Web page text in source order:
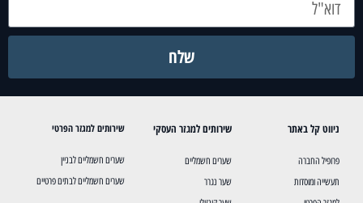
שלח
ניווט קל באתר
פרופיל החברה
תעשייה ומוסדות
שירותים למגזר העסקי
שערים חשמליים
שער נגרר
שירותים למגזר הפרטי
שערים חשמליים לבניין
שערים חשמליים לבתים פרטיים